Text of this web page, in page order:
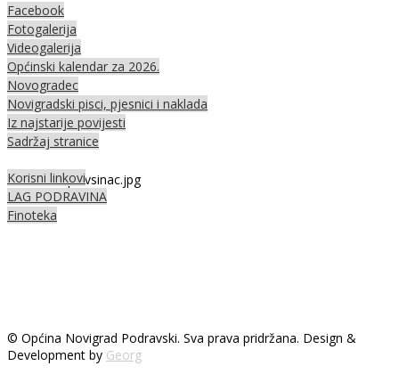
Facebook
Fotogalerija
Videogalerija
Općinski kalendar za 2026.
Novogradec
Novigradski pisci, pjesnici i naklada
Iz najstarije povijesti
Sadržaj stranice
Korisni linkovi
LAG PODRAVINA
Finoteka
© Općina Novigrad Podravski. Sva prava pridržana. Design &
Development by Georg